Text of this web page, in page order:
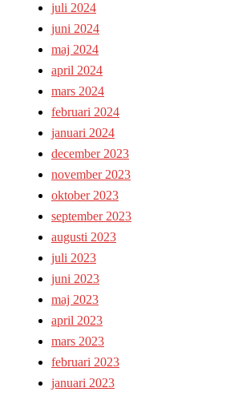
juli 2024
juni 2024
maj 2024
april 2024
mars 2024
februari 2024
januari 2024
december 2023
november 2023
oktober 2023
september 2023
augusti 2023
juli 2023
juni 2023
maj 2023
april 2023
mars 2023
februari 2023
januari 2023